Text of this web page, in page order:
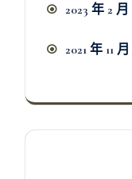
2023 年 2 月
2021 年 11 月